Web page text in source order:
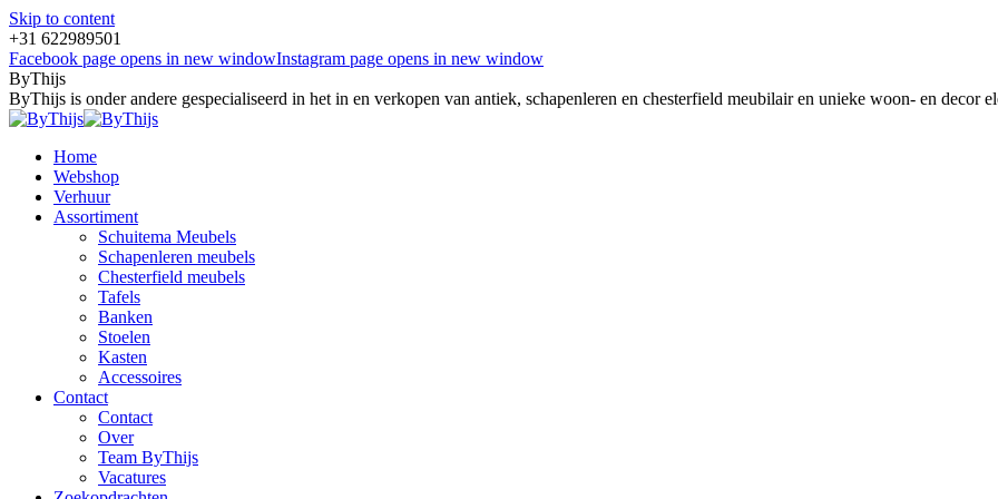
Skip to content
+31 622989501
Facebook page opens in new windowInstagram page opens in new window
ByThijs
ByThijs is onder andere gespecialiseerd in het in en verkopen van antiek, schapenleren en chesterfield meubilair en unieke woon- en decor
Home
Webshop
Verhuur
Assortiment
Schuitema Meubels
Schapenleren meubels
Chesterfield meubels
Tafels
Banken
Stoelen
Kasten
Accessoires
Contact
Contact
Over
Team ByThijs
Vacatures